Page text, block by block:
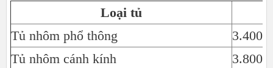
Loại tủ
Tủ nhôm phổ thông
Tủ nhôm cánh kính